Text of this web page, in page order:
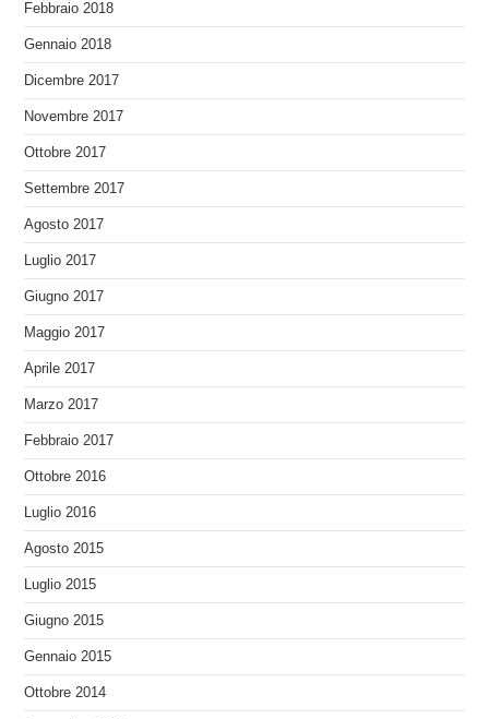
Febbraio 2018
Gennaio 2018
Dicembre 2017
Novembre 2017
Ottobre 2017
Settembre 2017
Agosto 2017
Luglio 2017
Giugno 2017
Maggio 2017
Aprile 2017
Marzo 2017
Febbraio 2017
Ottobre 2016
Luglio 2016
Agosto 2015
Luglio 2015
Giugno 2015
Gennaio 2015
Ottobre 2014